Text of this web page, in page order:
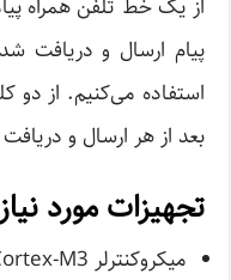
از یک خط تلفن همراه
بعد از هر ارسال و
تجهیزات مورد
میکروکنترلر STM32F103C8 Cortex-M3